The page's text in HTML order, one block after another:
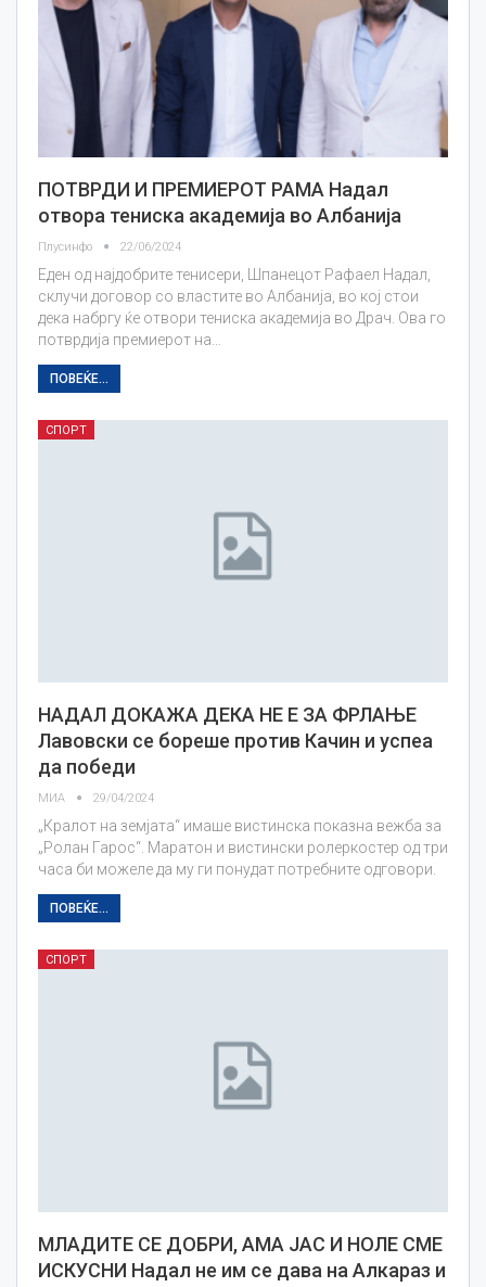
ПОТВРДИ И ПРЕМИЕРОТ РАМА Надал
отвора тениска академија во Албанија
Плусинфо 22/06/2024
Еден од најдобрите тенисери, Шпанецот Рафаел Надал,
склучи договор со властите во Албанија, во кој стои
дека набргу ќе отвори тениска академија во Драч. Ова го
потврдија премиерот на…
ПОВЕЌЕ...
СПОРТ
НАДАЛ ДОКАЖА ДЕКА НЕ Е ЗА ФРЛАЊЕ
Лавовски се бореше против Качин и успеа
да победи
МИА 29/04/2024
„Кралот на земјата“ имаше вистинска показна вежба за
„Ролан Гарос“. Маратон и вистински ролеркостер од три
часа би можеле да му ги понудат потребните одговори.
ПОВЕЌЕ...
СПОРТ
МЛАДИТЕ СЕ ДОБРИ, АМА ЈАС И НОЛЕ СМЕ
ИСКУСНИ Надал не им се дава на Алкараз и